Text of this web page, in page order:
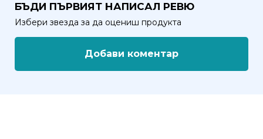
БЪДИ ПЪРВИЯТ НАПИСАЛ РЕВЮ
Избери звезда за да оцениш продукта
Добави коментар